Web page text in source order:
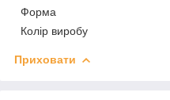
Форма
Колір виробу
Приховати